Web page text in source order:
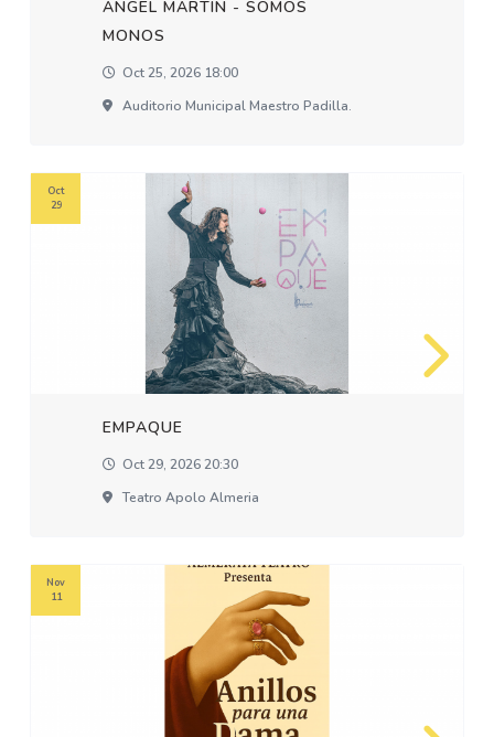
ÁNGEL MARTÍN - SOMOS
MONOS
Oct 25, 2026 18:00
Auditorio Municipal Maestro Padilla.
EMPAQUE
Oct 29, 2026 20:30
Teatro Apolo Almeria
Oct
29
Nov
11